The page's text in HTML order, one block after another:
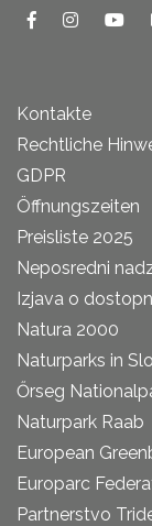
Kontakte
Rechtliche
GDPR
Öffnungszeiten
Preisliste 2025
Neposredni
Izjava o
Natura 2000
Naturparks in
Őrseg
Naturpark Raab
European
Europarc
Partnerstvo